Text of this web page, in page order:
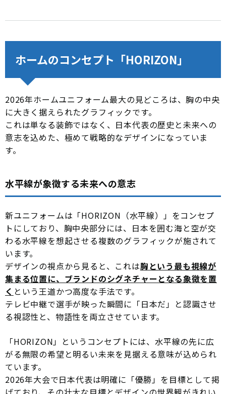
ホームのコンセプト「HORIZON」
2026年ホームユニフォーム最大の見どころは、胸の中央
に大きく据えられたグラフィックです。
これは単なる装飾ではなく、日本代表の歴史と未来への
意志を込めた、極めて戦略的なデザインになっていま
す。
水平線が象徴する未来への意志
新ユニフォームは「HORIZON（水平線）」をコンセプ
トにしており、胸中央部分には、日本を囲む海と空が交
わる水平線を想起させる複数のグラフィックが施されて
います。
デザインの視点から見ると、これは胸という最も視線が
集まる位置に、ブランドのシグネチャーとなる象徴を置
く という王道かつ高度な手法です。
テレビ中継で選手が映った瞬間に「日本だ」と認識させ
る視認性と、物語性を両立させています。
「HORIZON」というコンセプトには、水平線の先に広
がる無限の希望と明るい未来を見据える意味が込められ
ています。
2026年大会で日本代表は明確に「優勝」を目標として掲